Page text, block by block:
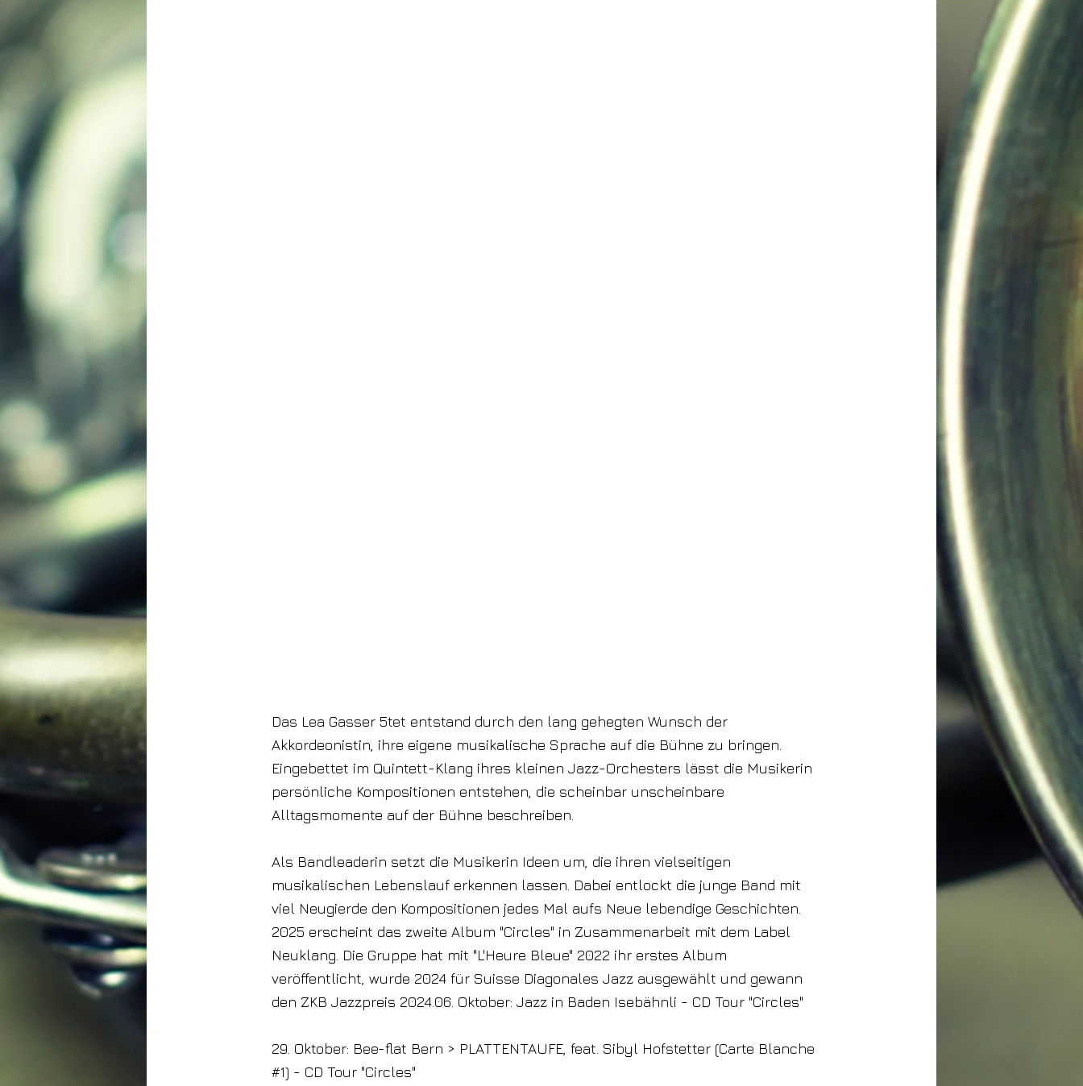
Das Lea Gasser 5tet entstand durch den lang gehegten Wunsch der
Akkordeonistin, ihre eigene musikalische Sprache auf die Bühne zu bringen.
Eingebettet im Quintett-Klang ihres kleinen Jazz-Orchesters lässt die Musikerin
persönliche Kompositionen entstehen, die scheinbar unscheinbare
Alltagsmomente auf der Bühne beschreiben.
Als Bandleaderin setzt die Musikerin Ideen um, die ihren vielseitigen
musikalischen Lebenslauf erkennen lassen. Dabei entlockt die junge Band mit
viel Neugierde den Kompositionen jedes Mal aufs Neue lebendige Geschichten.
2025 erscheint das zweite Album "Circles" in Zusammenarbeit mit dem Label
Neuklang. Die Gruppe hat mit "L'Heure Bleue" 2022 ihr erstes Album
veröffentlicht, wurde 2024 für Suisse Diagonales Jazz ausgewählt und gewann
den ZKB Jazzpreis 2024.06. Oktober: Jazz in Baden Isebähnli - CD Tour "Circles"
29. Oktober: Bee-flat Bern > PLATTENTAUFE, feat. Sibyl Hofstetter (Carte Blanche
#1) - CD Tour "Circles"